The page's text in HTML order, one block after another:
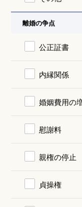
離婚の争点
公正証書
内縁関係
婚姻費用の
慰謝料
親権の停止
貞操権